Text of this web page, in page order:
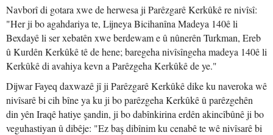
Navborî di gotara xwe de herwesa ji Parêzgarê Kerkûkê re nivîsî:
"Her ji bo agahdariya te, Lijneya Bicihanîna Madeya 140ê li
Bexdayê li ser xebatên xwe berdewam e û nûnerên Turkman, Ereb
û Kurdên Kerkûkê tê de hene; baregeha nivîsîngeha madeya 140ê li
Kerkûkê di avahiya kevn a Parêzgeha Kerkûkê de ye."
Dijwar Fayeq daxwazê jî ji Parêzgarê Kerkûkê dike ku naveroka wê
nivîsarê bi cih bîne ya ku ji bo parêzgeha Kerkûkê û parêzgehên
din yên Iraqê hatiye şandin, ji bo dabînkirina erdên akincîbûnê ji bo
veguhastiyan û dibêje: "Ez baş dibînim ku cenabê te wê nivîsarê bi